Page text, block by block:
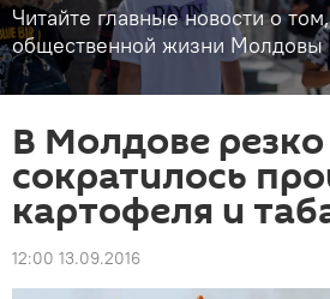
Читайте главные новости о
общественной жизни Молдовы
В Молдове резко
сократилось
картофеля и
12:00 13.09.2016